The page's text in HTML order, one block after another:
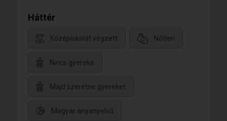
Háttér
Középiskolát végzett Nőtlen
Nincs gyereke
Majd szeretne gyereket
Magyar anyanyelvű